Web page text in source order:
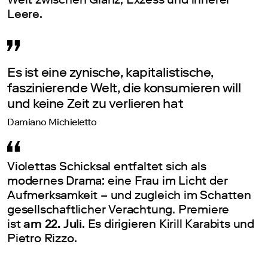
Leere.
Es ist eine zynische, kapitalistische,
faszinierende Welt, die konsumieren will
und keine Zeit zu verlieren hat
Damiano Michieletto
Violettas Schicksal entfaltet sich als
modernes Drama: eine Frau im Licht der
Aufmerksamkeit – und zugleich im Schatten
gesellschaftlicher Verachtung. Premiere
istam 22. Juli. Es dirigieren Kirill Karabits und
Pietro Rizzo.